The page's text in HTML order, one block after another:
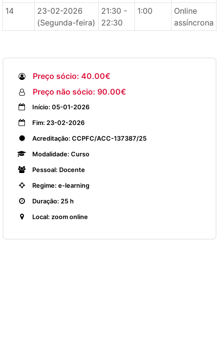
14
23-02-2026
(Segunda-feira)
21:30 -
22:30
1:00
Online
assíncrona
Preço sócio: 40.00€
Preço não sócio: 90.00€
Início: 05-01-2026
Fim: 23-02-2026
Acreditação: CCPFC/ACC-137387/25
Modalidade: Curso
Pessoal: Docente
Regime: e-learning
Duração: 25 h
Local: zoom online